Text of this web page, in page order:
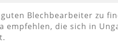
empfehlen, die sich in